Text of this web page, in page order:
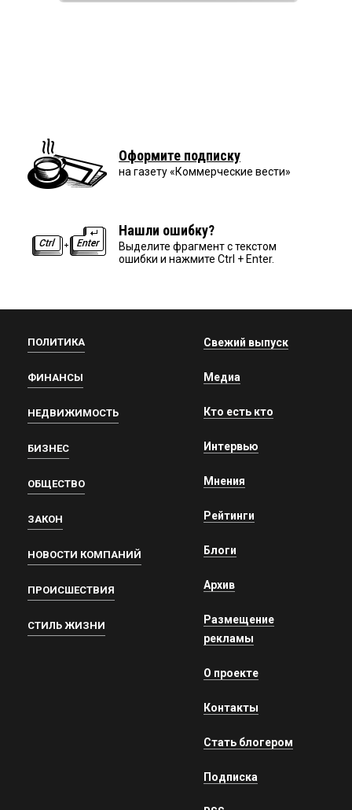
Оформите подписку
на газету «Коммерческие вести»
Нашли ошибку?
Выделите фрагмент с текстом
ошибки и нажмите Ctrl + Enter.
ПОЛИТИКА
ФИНАНСЫ
НЕДВИЖИМОСТЬ
БИЗНЕС
ОБЩЕСТВО
ЗАКОН
НОВОСТИ КОМПАНИЙ
ПРОИСШЕСТВИЯ
СТИЛЬ ЖИЗНИ
Свежий выпуск
Медиа
Кто есть кто
Интервью
Мнения
Рейтинги
Блоги
Архив
Размещение
рекламы
О проекте
Контакты
Стать блогером
Подписка